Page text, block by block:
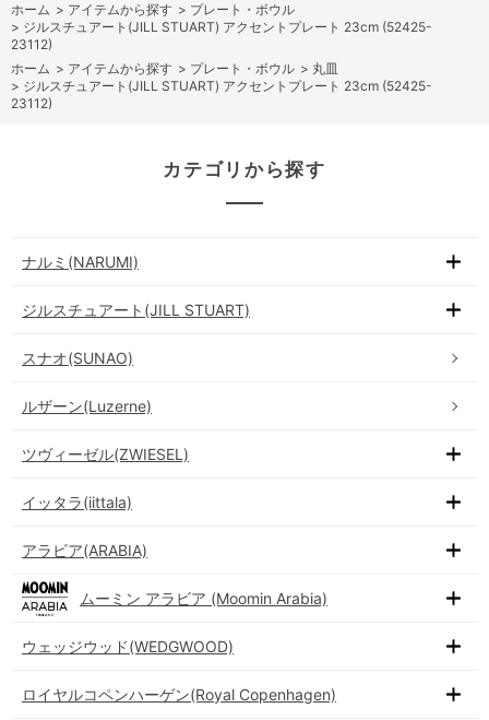
ホーム > アイテムから探す > プレート・ボウル
> ジルスチュアート(JILL STUART) アクセントプレート 23cm (52425-
23112)
ホーム > アイテムから探す > プレート・ボウル > 丸皿
> ジルスチュアート(JILL STUART) アクセントプレート 23cm (52425-
23112)
カテゴリから探す
ナルミ(NARUMI)
ジルスチュアート(JILL STUART)
スナオ(SUNAO)
ルザーン(Luzerne)
ツヴィーゼル(ZWIESEL)
イッタラ(iittala)
アラビア(ARABIA)
ムーミン アラビア (Moomin Arabia)
ウェッジウッド(WEDGWOOD)
ロイヤルコペンハーゲン(Royal Copenhagen)